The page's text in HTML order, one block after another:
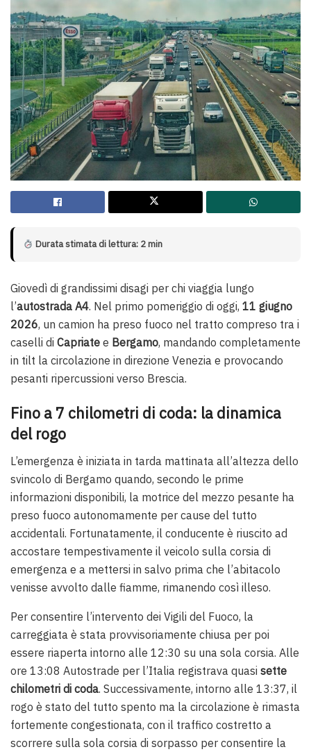
Durata stimata di lettura: 2 min
Giovedì di grandissimi disagi per chi viaggia lungo
l’autostrada A4. Nel primo pomeriggio di oggi, 11 giugno
2026, un camion ha preso fuoco nel tratto compreso tra i
caselli di Capriate e Bergamo, mandando completamente
in tilt la circolazione in direzione Venezia e provocando
pesanti ripercussioni verso Brescia.
Fino a 7 chilometri di coda: la dinamica
del rogo
L’emergenza è iniziata in tarda mattinata all’altezza dello
svincolo di Bergamo quando, secondo le prime
informazioni disponibili, la motrice del mezzo pesante ha
preso fuoco autonomamente per cause del tutto
accidentali. Fortunatamente, il conducente è riuscito ad
accostare tempestivamente il veicolo sulla corsia di
emergenza e a mettersi in salvo prima che l’abitacolo
venisse avvolto dalle fiamme, rimanendo così illeso.
Per consentire l’intervento dei Vigili del Fuoco, la
carreggiata è stata provvisoriamente chiusa per poi
essere riaperta intorno alle 12:30 su una sola corsia. Alle
ore 13:08 Autostrade per l’Italia registrava quasi sette
chilometri di coda. Successivamente, intorno alle 13:37, il
rogo è stato del tutto spento ma la circolazione è rimasta
fortemente congestionata, con il traffico costretto a
scorrere sulla sola corsia di sorpasso per consentire la